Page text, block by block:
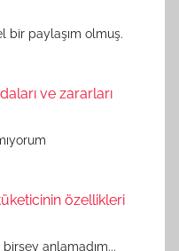
bir paylaşım olmuş.
ve zararları
özellikleri
anlamadım...